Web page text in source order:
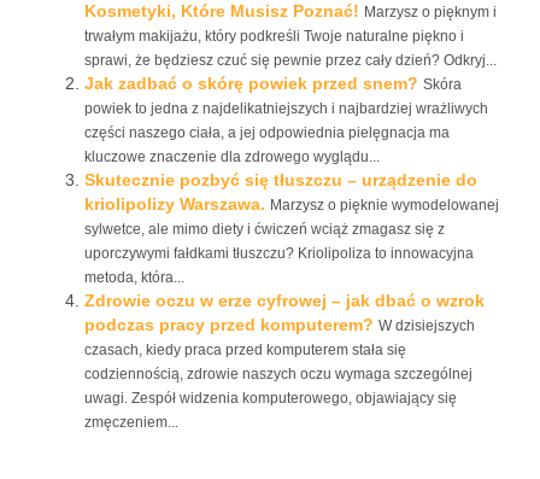
Kosmetyki, Które Musisz Poznać! Marzysz o pięknym i
trwałym makijażu, który podkreśli Twoje naturalne piękno i
sprawi, że będziesz czuć się pewnie przez cały dzień? Odkryj...
Jak zadbać o skórę powiek przed snem? Skóra
powiek to jedna z najdelikatniejszych i najbardziej wrażliwych
części naszego ciała, a jej odpowiednia pielęgnacja ma
kluczowe znaczenie dla zdrowego wyglądu...
Skutecznie pozbyć się tłuszczu – urządzenie do
kriolipolizy Warszawa. Marzysz o pięknie wymodelowanej
sylwetce, ale mimo diety i ćwiczeń wciąż zmagasz się z
uporczywymi fałdkami tłuszczu? Kriolipoliza to innowacyjna
metoda, która...
Zdrowie oczu w erze cyfrowej – jak dbać o wzrok
podczas pracy przed komputerem? W dzisiejszych
czasach, kiedy praca przed komputerem stała się
codziennością, zdrowie naszych oczu wymaga szczególnej
uwagi. Zespół widzenia komputerowego, objawiający się
zmęczeniem...